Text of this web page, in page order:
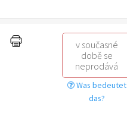
v současné
době se
neprodává
Was bedeutet
das?